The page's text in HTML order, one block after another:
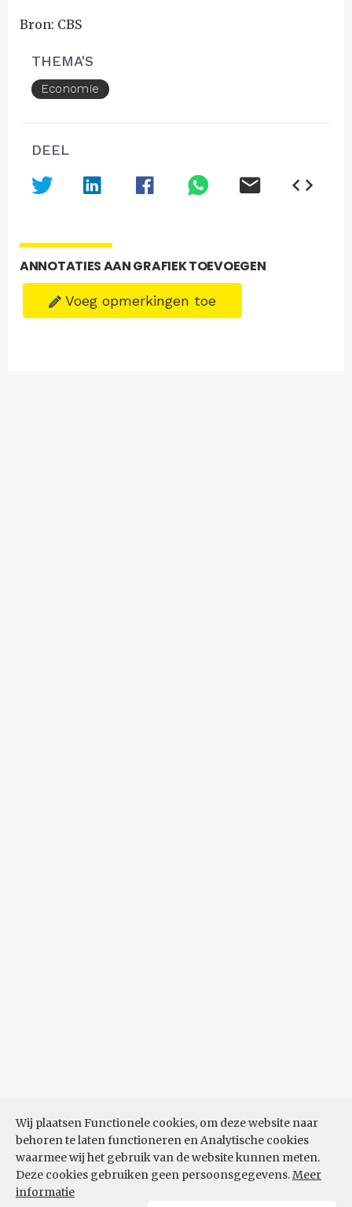
Wij plaatsen Functionele cookies, om deze website naar
behoren te laten functioneren en Analytische cookies
waarmee wij het gebruik van de website kunnen meten.
Deze cookies gebruiken geen persoonsgegevens.Meer
informatie
Bron: CBS
THEMA'S
Economie
DEEL
ANNOTATIES AAN GRAFIEK TOEVOEGEN
Voeg opmerkingen toe